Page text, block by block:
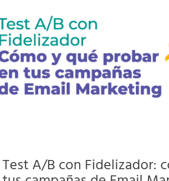
Test A/B con Fidelizador: